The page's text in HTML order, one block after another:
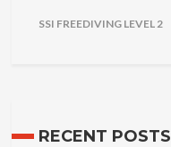
SSI FREEDIVING LEVEL 2
RECENT POSTS